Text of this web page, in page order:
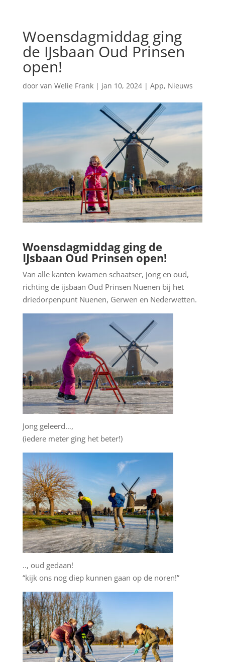
Woensdagmiddag ging
de IJsbaan Oud Prinsen
open!
door van Welie Frank| jan 10, 2024| App, Nieuws
Woensdagmiddag ging de
IJsbaan Oud Prinsen open!
Van alle kanten kwamen schaatser, jong en oud,
richting de ijsbaan Oud Prinsen Nuenen bij het
driedorpenpunt Nuenen, Gerwen en Nederwetten.
Jong geleerd…,
(iedere meter ging het beter!)
.., oud gedaan!
“kijk ons nog diep kunnen gaan op de noren!”